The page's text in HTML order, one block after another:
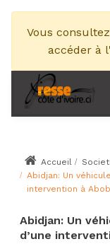
Vous
accéder à
Accueil
Abidjan: Un
intervention à
Abidjan: Un
d’une